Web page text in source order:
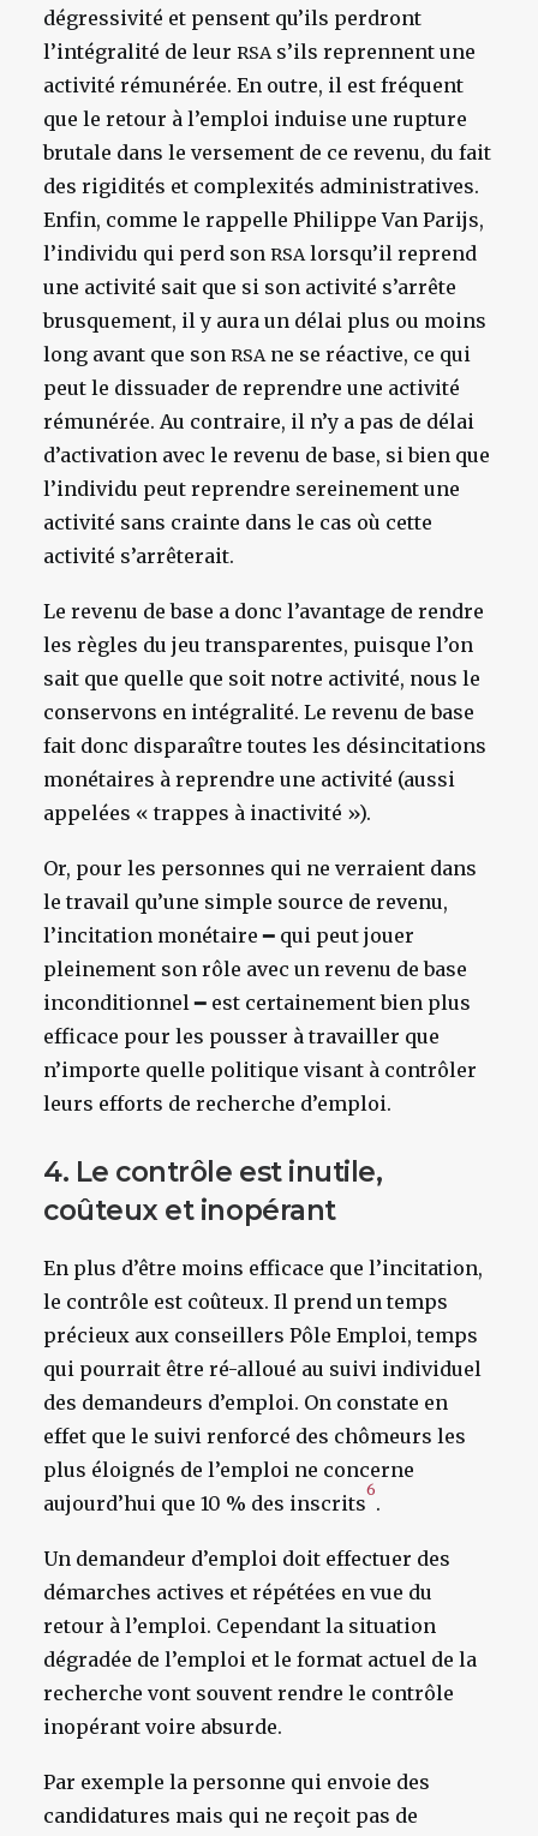
dégressivité et pensent qu’ils perdront
l’intégralité de leur RSAs’ils reprennent une
activité rémunérée. En outre, il est fréquent
que le retour à l’emploi induise une rupture
brutale dans le versement de ce revenu, du fait
des rigidités et complexités administratives.
Enfin, comme le rappelle Philippe Van Parijs,
l’individu qui perd son RSAlorsqu’il reprend
une activité sait que si son activité s’arrête
brusquement, il y aura un délai plus ou moins
long avant que son RSAne se réactive, ce qui
peut le dissuader de reprendre une activité
rémunérée. Au contraire, il n’y a pas de délai
d’activation avec le revenu de base, si bien que
l’individu peut reprendre sereinement une
activité sans crainte dans le cas où cette
activité s’arrêterait.
Le revenu de base a donc l’avantage de rendre
les règles du jeu transparentes, puisque l’on
sait que quelle que soit notre activité, nous le
conservons en intégralité. Le revenu de base
fait donc disparaître toutes les désincitations
monétaires à reprendre une activité (aussi
appelées « trappes à inactivité »).
Or, pour les personnes qui ne verraient dans
le travail qu’une simple source de revenu,
l’incitation monétaire ━ qui peut jouer
pleinement son rôle avec un revenu de base
inconditionnel ━ est certainement bien plus
efficace pour les pousser à travailler que
n’importe quelle politique visant à contrôler
leurs efforts de recherche d’emploi.
4. Le contrôle est inutile,
coûteux et inopérant
En plus d’être moins efficace que l’incitation,
le contrôle est coûteux. Il prend un temps
précieux aux conseillers Pôle Emploi, temps
qui pourrait être ré-alloué au suivi individuel
des demandeurs d’emploi. On constate en
effet que le suivi renforcé des chômeurs les
plus éloignés de l’emploi ne concerne
aujourd’hui que 10 % des inscrits
6
.
Un demandeur d’emploi doit effectuer des
démarches actives et répétées en vue du
retour à l’emploi. Cependant la situation
dégradée de l’emploi et le format actuel de la
recherche vont souvent rendre le contrôle
inopérant voire absurde.
Par exemple la personne qui envoie des
candidatures mais qui ne reçoit pas de